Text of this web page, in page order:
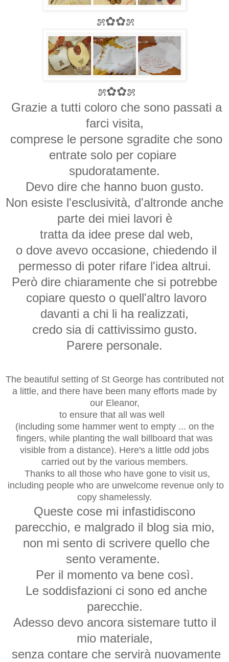
೫✿✿೫
೫✿✿೫
Grazie a tutti coloro che sono passati a
farci visita,
comprese le persone sgradite che sono
entrate solo per copiare
spudoratamente.
Devo dire che hanno buon gusto.
Non esiste l'esclusività, d'altronde anche
parte dei miei lavori è
tratta da idee prese dal web,
o dove avevo occasione, chiedendo il
permesso di poter rifare l'idea altrui.
Però dire chiaramente che si potrebbe
copiare questo o quell'altro lavoro
davanti a chi li ha realizzati,
credo sia di cattivissimo gusto.
Parere personale.
The beautiful setting of St George has contributed not
a little, and there have been many efforts made ​​by
our Eleanor,
to ensure that all was well
(including some hammer went to empty ... on the
fingers, while planting the wall billboard that was
visible from a distance). Here's a little odd jobs
carried out by the various members.
Thanks to all those who have gone to visit us,
including people who are unwelcome revenue only to
copy shamelessly.
Queste cose mi infastidiscono
parecchio, e malgrado il blog sia mio,
non mi sento di scrivere quello che
sento veramente.
Per il momento va bene così.
Le soddisfazioni ci sono ed anche
parecchie.
Adesso devo ancora sistemare tutto il
mio materiale,
senza contare che servirà nuovamente